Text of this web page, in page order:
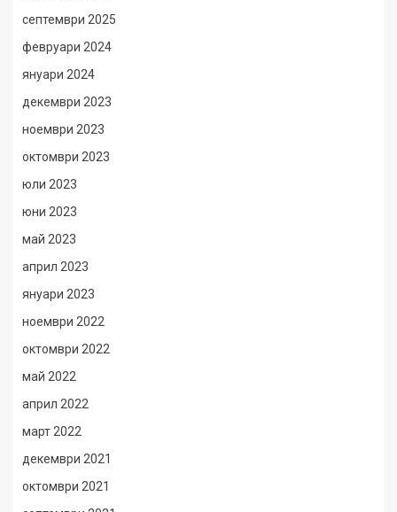
септември 2025
февруари 2024
януари 2024
декември 2023
ноември 2023
октомври 2023
юли 2023
юни 2023
май 2023
април 2023
януари 2023
ноември 2022
октомври 2022
май 2022
април 2022
март 2022
декември 2021
октомври 2021